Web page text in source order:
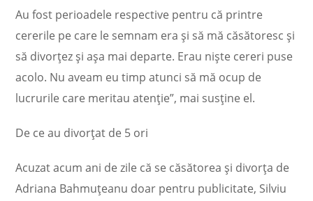
Au fost perioadele respective pentru că printre
cererile pe care le semnam era și să mă căsătoresc și
să divorțez și așa mai departe. Erau niște cereri puse
acolo. Nu aveam eu timp atunci să mă ocup de
lucrurile care meritau atenție”, mai susține el.
De ce au divorțat de 5 ori
Acuzat acum ani de zile că se căsătorea și divorța de
Adriana Bahmuțeanu doar pentru publicitate, Silviu